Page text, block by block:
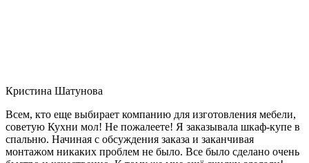
Кристина Шатунова
Всем, кто еще выбирает компанию для изготовления мебели,
советую Кухни мол! Не пожалеете! Я заказывала шкаф-купе в
спальню. Начиная с обсуждения заказа и заканчивая
монтажом никаких проблем не было. Все было сделано очень